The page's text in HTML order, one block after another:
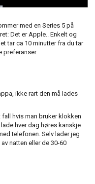
med en Series 5 på
Det er Apple.. Enkelt og
tar ca 10 minutter fra du tar
preferanser.
ikke rart den må lades
fall hvis man bruker klokken
hver dag høres kanskje
telefonen. Selv lader jeg
natten eller de 30-60